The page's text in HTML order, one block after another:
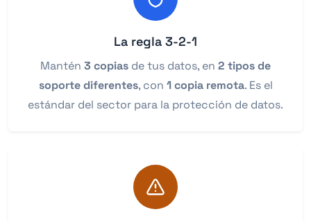
La regla 3-2-1
Mantén 3 copias de tus datos, en 2 tipos de
soporte diferentes, con 1 copia remota. Es el
estándar del sector para la protección de datos.